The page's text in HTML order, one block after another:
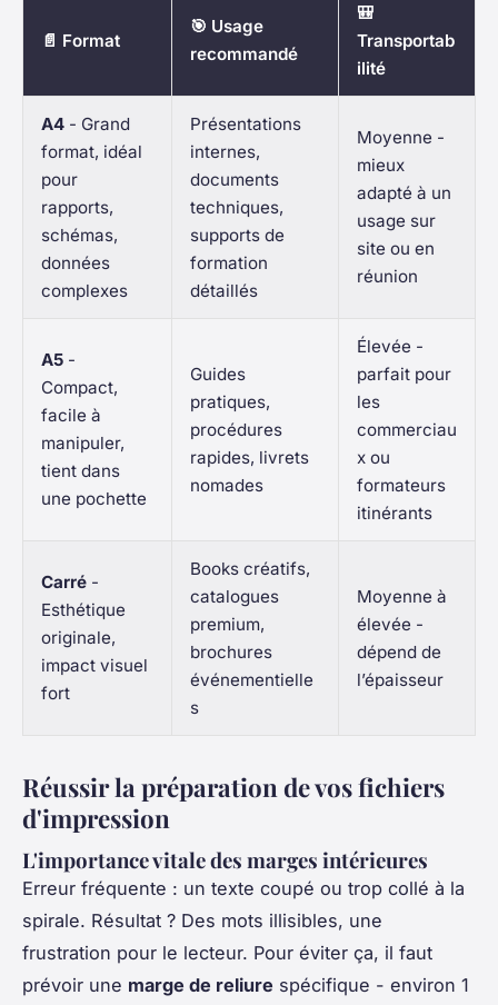
📄 Format
🎯 Usage
recommandé
🎒
Transportab
ilité
A4 - Grand
format, idéal
pour
rapports,
schémas,
données
complexes
Présentations
internes,
documents
techniques,
supports de
formation
détaillés
Moyenne -
mieux
adapté à un
usage sur
site ou en
réunion
A5 -
Compact,
facile à
manipuler,
tient dans
une pochette
Guides
pratiques,
procédures
rapides, livrets
nomades
Élevée -
parfait pour
les
commerciau
x ou
formateurs
itinérants
Carré -
Esthétique
originale,
impact visuel
fort
Books créatifs,
catalogues
premium,
brochures
événementielle
s
Moyenne à
élevée -
dépend de
l’épaisseur
Réussir la préparation de vos fichiers
d'impression
L'importance vitale des marges intérieures
Erreur fréquente : un texte coupé ou trop collé à la
spirale. Résultat ? Des mots illisibles, une
frustration pour le lecteur. Pour éviter ça, il faut
prévoir une marge de reliure spécifique - environ 1